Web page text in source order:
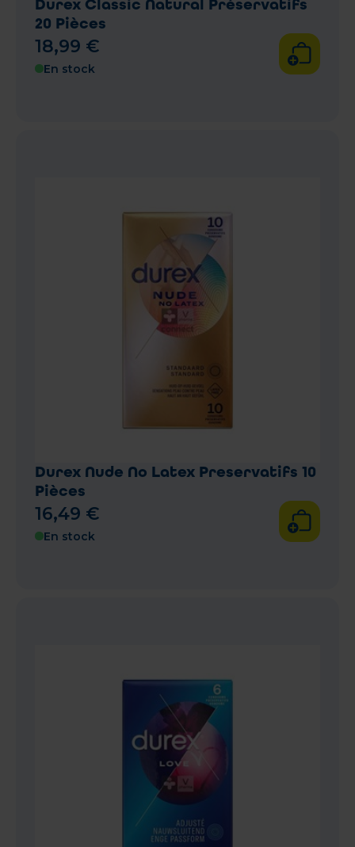
Durex Classic Natural Préservatifs
20 Pièces
18,99 €
En stock
Durex Nude No Latex Preservatifs 10
Pièces
16,49 €
En stock